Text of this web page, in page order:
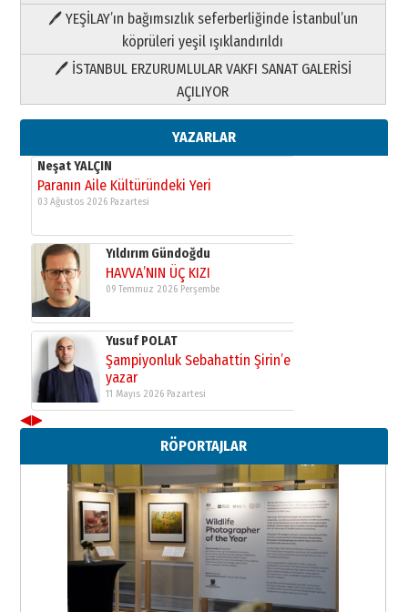
🖊 YEŞİLAY’ın bağımsızlık seferberliğinde İstanbul’un
köprüleri yeşil ışıklandırıldı
🖊 İSTANBUL ERZURUMLULAR VAKFI SANAT GALERİSİ
AÇILIYOR
YAZARLAR
HAVVA’NIN ÜÇ KIZI
09 Temmuz 2026 Perşembe
Yusuf POLAT
Şampiyonluk Sebahattin Şirin’e
11 Mayıs 2026 Pazartesi
Neşat YALÇIN
Paranın Aile Kültüründeki Yeri
03 Ağustos 2026 Pazartesi
Yıldırım Gündoğdu
HAVVA’NIN ÜÇ KIZI
09 Temmuz 2026 Perşembe
Yusuf POLAT
Şampiyonluk Sebahattin Şirin’e
yazar
11 Mayıs 2026 Pazartesi
Neşat YALÇIN
Paranın Aile Kültüründeki Yeri
03 Ağustos 2026 Pazartesi
Yıldırım Gündoğdu
HAVVA’NIN ÜÇ KIZI
09 Temmuz 2026 Perşembe
Yusuf POLAT
◀▶
RÖPORTAJLAR